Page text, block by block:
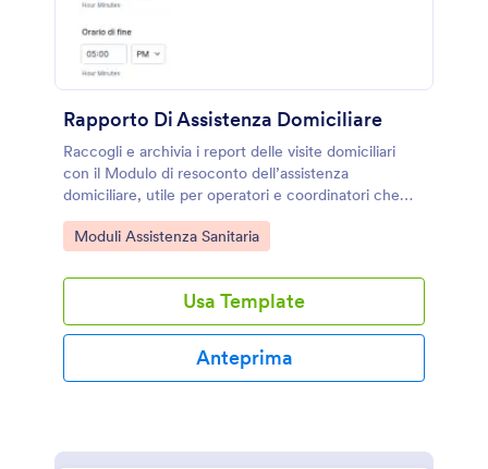
Rapporto Di Assistenza Domiciliare
Raccogli e archivia i report delle visite domiciliari
con il Modulo di resoconto dell’assistenza
domiciliare, utile per operatori e coordinatori che
devono standardizzare la raccolta dati e seguire
attività, esiti e raccomandazioni.
Go to Category:
Moduli Assistenza Sanitaria
Usa Template
Anteprima